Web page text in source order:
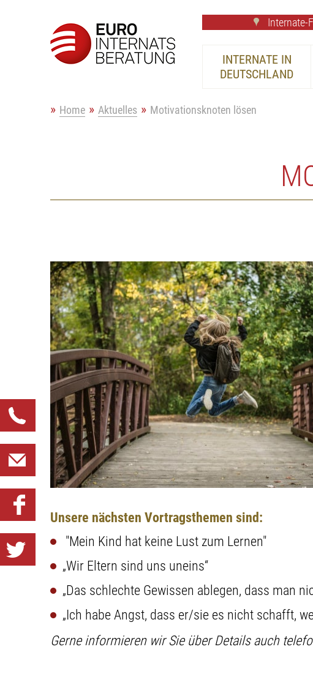
Internate-
INTERNATE IN
DEUTSCHLAND
Home Aktuelles Motivationsknoten lösen
Unsere nächsten Vortragsthemen sind:
"Mein Kind hat keine Lust zum Lernen"
„Wir Eltern sind uns uneins“
„Das schlechte Gewissen ablegen, dass man
„Ich habe Angst, dass er/sie es nicht schafft,
Gerne informieren wir Sie über Details auch